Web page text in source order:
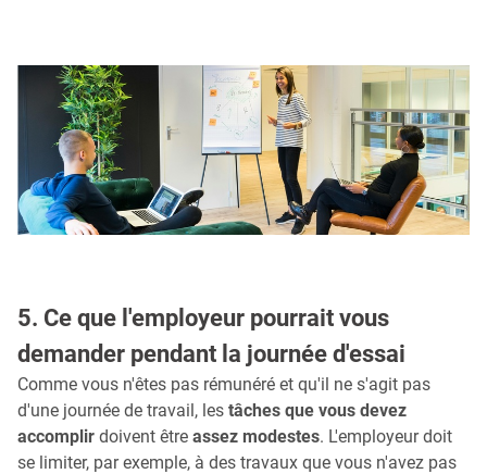
5. Ce que l'employeur pourrait vous
demander pendant la journée d'essai
Comme vous n'êtes pas rémunéré et qu'il ne s'agit pas
d'une journée de travail, les tâches que vous devez
accomplir doivent être assez modestes. L'employeur doit
se limiter, par exemple, à des travaux que vous n'avez pas